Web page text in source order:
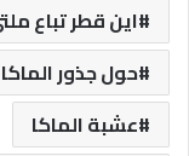
اين قطر تباع
حول جذور الماكا
عشبة الماكا